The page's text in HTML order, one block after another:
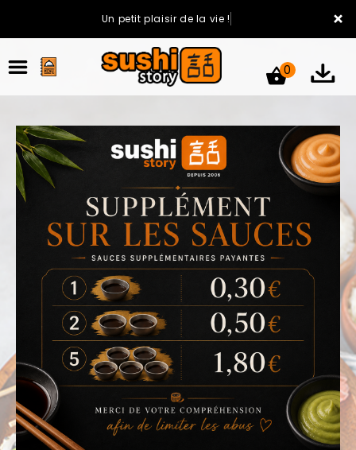
×
Un petit plaisir de la vie !
ACCUEIL
LA CARTE
VOTRE COMPTE
NOTRE RESTAURANT
VOS AVIS
MENTIONS LÉGALES
C.G.V
0